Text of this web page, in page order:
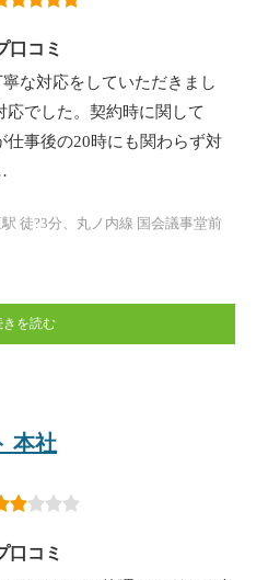
口コミ
な対応をしていただきまし
でした。契約時に関して
仕事後の20時にも関わらず対
徒?3分、丸ノ内線 国会議事堂前
きを読む
本社
口コミ